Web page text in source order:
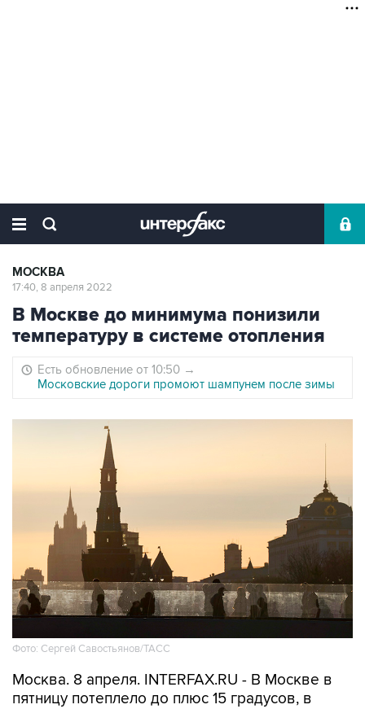
МОСКВА
17:40, 8 апреля 2022
В Москве до минимума понизили
температуру в системе отопления
Есть обновление от 10:50 →
Московские дороги промоют шампунем после зимы
Фото: Сергей Савостьянов/ТАСС
Москва. 8 апреля. INTERFAX.RU - В Москве в
пятницу потеплело до плюс 15 градусов, в